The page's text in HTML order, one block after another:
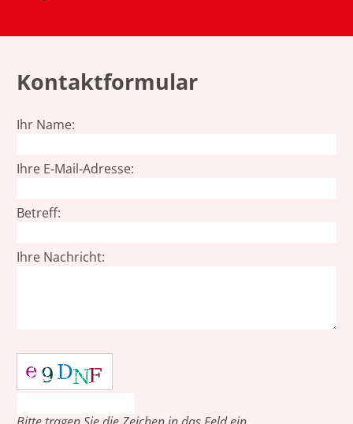
Kontaktformular
Ihr Name:
Ihre E‑Mail‑Adresse:
Betreff:
Ihre Nachricht: